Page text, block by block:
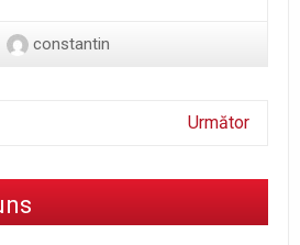
constantin
Următor